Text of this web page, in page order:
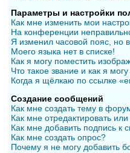
Параметры и настройки
Как мне изменить мои
На конференции
Я изменил часовой пояс, но
Моего языка нет в списке!
Как я могу поместить
Что такое звание и как я
Когда я щёлкаю по ссылке
Создание сообщений
Как мне создать тему в
Как мне отредактировать
Как мне добавить подпись к
Как мне создать опрос?
Почему я не могу добавить